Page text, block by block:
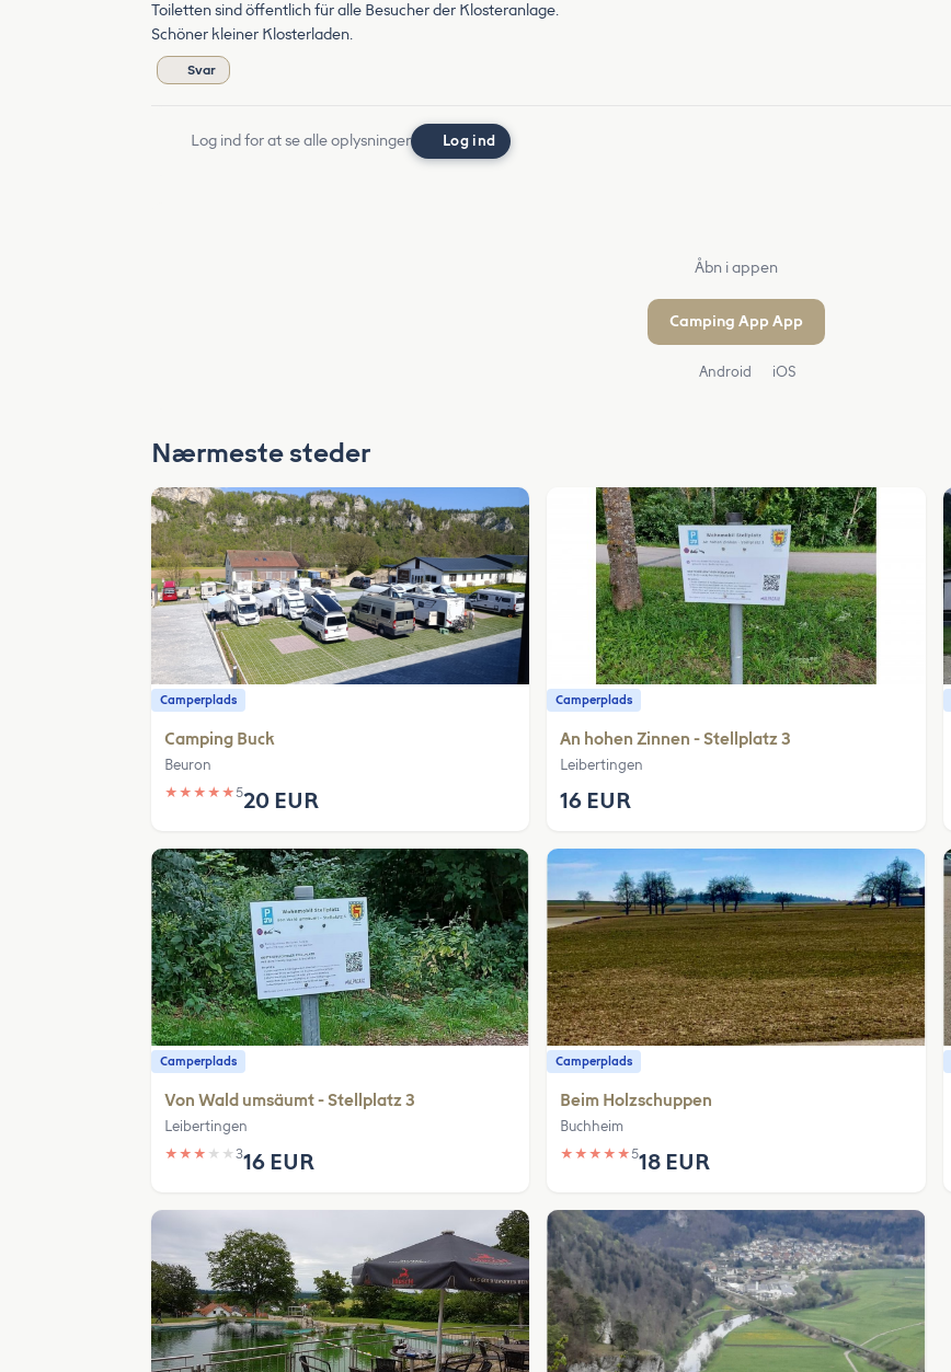
Toiletten sind öffentlich für alle Besucher der Klosteranlage.
Schöner kleiner Klosterladen.
Svar
Log ind for at se alle oplysninger Log ind
Åbn i appen
Camping App App
Android iOS
Nærmeste steder
Camperplads
Camping Buck
Beuron
★ ★ ★ ★ ★520 EUR
Camperplads
An hohen Zinnen - Stellplatz 3
Leibertingen
16 EUR
Camperplads
Von Wald umsäumt - Stellplatz 3
Leibertingen
★ ★ ★ ★ ★ 316 EUR
Camperplads
Beim Holzschuppen
Buchheim
★ ★ ★ ★ ★518 EUR